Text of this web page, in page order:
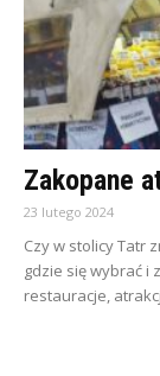
Zakopane
23 lutego 2024
Czy w stolicy Tatr
gdzie się wybrać i
restauracje,